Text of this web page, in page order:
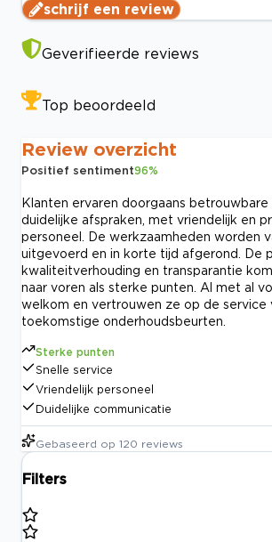
schrijf een review
Geverifieerde reviews
Top beoordeeld
Review overzicht
Positief sentiment96%
Klanten ervaren doorgaans betrouwbare
duidelijke afspraken, met vriendelijk en
personeel. De werkzaamheden worden
uitgevoerd en in korte tijd afgerond. De
kwaliteitverhouding en transparantie
naar voren als sterke punten. Al met al
welkom en vertrouwen ze op de service
toekomstige onderhoudsbeurten.
Sterke punten
Snelle service
Vriendelijk personeel
Duidelijke communicatie
Gebaseerd op 120 reviews
Filters